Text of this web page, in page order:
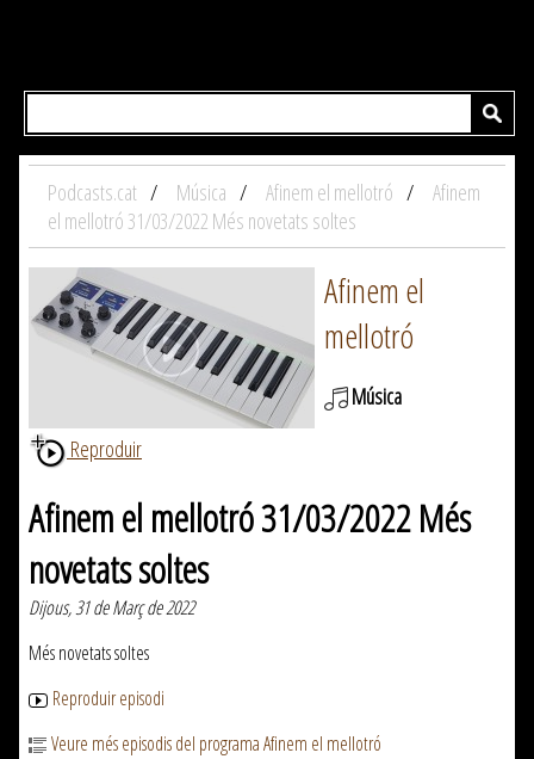
Podcasts.cat Música Afinem el mellotró
Afinem
el mellotró 31/03/2022 Més novetats soltes
Afinem el
mellotró
Música
Reproduir
Afinem el mellotró 31/03/2022 Més
novetats soltes
Dijous, 31 de Març de 2022
Més novetats soltes
Reproduir episodi
Veure més episodis del programa Afinem el mellotró